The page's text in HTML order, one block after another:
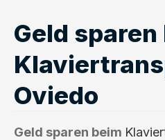
Geld sparen
Oviedo
Geld sparen beim